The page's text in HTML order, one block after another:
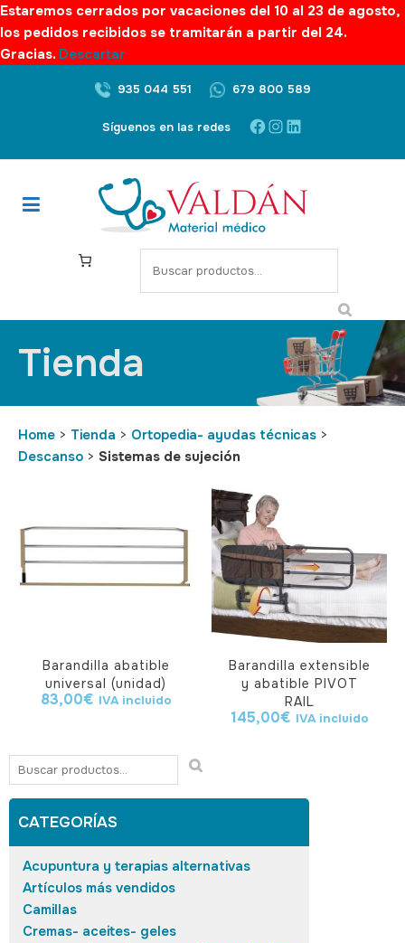
Estaremos cerrados por vacaciones del 10 al 23 de agosto,
los pedidos recibidos se tramitarán a partir del 24.
Gracias. Descartar
935 044 551 679 800 589
Síguenos en las redes
Tienda
Home > Tienda > Ortopedia- ayudas técnicas >
Descanso > Sistemas de sujeción
Barandilla abatible
universal (unidad)
83,00€ IVA incluido
Barandilla extensible
y abatible PIVOT
RAIL
145,00€ IVA incluido
CATEGORÍAS
Acupuntura y terapias alternativas
Artículos más vendidos
Camillas
Cremas- aceites- geles